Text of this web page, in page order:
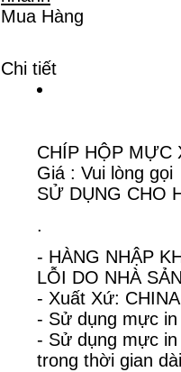
Mua Hàng
Chi tiết
CHÍP HỘP MỰC
Giá : Vui lòng gọi
SỬ DỤNG CHO
.
- HÀNG NHẬP
LỖI DO NHÀ
- Xuất Xứ: CHINA
- Sử dụng mực
- Sử dụng mực
trong thời gian